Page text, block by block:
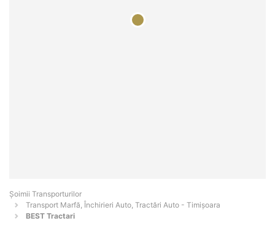
Șoimii Transporturilor
Transport Marfă, Închirieri Auto, Tractări Auto - Timişoara
BEST Tractari